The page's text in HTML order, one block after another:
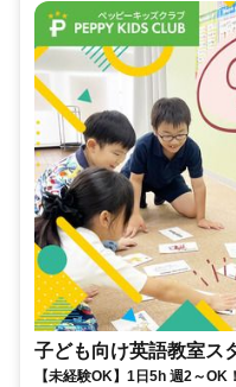
子ども向け英語教室ス
【未経験OK】1日5h 週2～